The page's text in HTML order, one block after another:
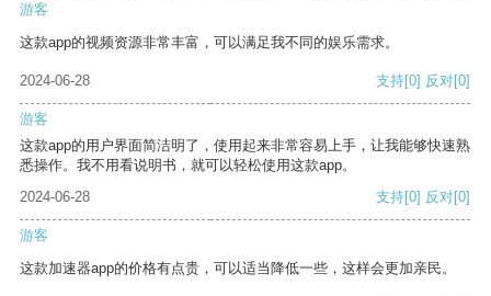
游客
这款app的视频资源非常丰富，可以满足我不同的娱乐需求。
2024-06-28 支持[0] 反对[0]
游客
这款app的用户界面简洁明了，使用起来非常容易上手，让我能够快速熟
悉操作。我不用看说明书，就可以轻松使用这款app。
2024-06-28
支持[0] 反对[0]
游客
这款加速器app的价格有点贵，可以适当降低一些，这样会更加亲民。